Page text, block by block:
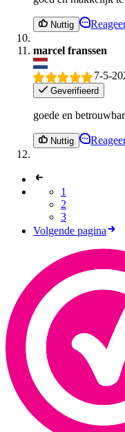
Nuttig
marcel franssen
7-5-
Geverifieerd
goede en
Nuttig
1
2
3
Volgende pagina